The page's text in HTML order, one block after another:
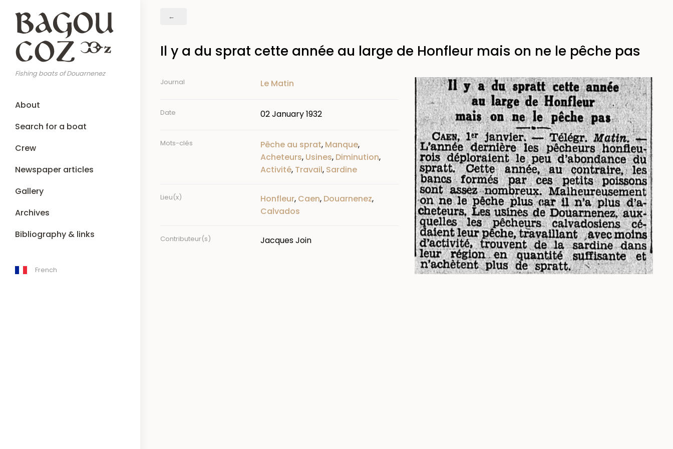
main
content
Fishing boats of Douarnenez
MainAbout
Search for a boat
Crew
Newspaper articles
Gallery
Archives
Bibliography & links
French
Breadcrumb
Il y a du sprat cette année au large de Honfleur mais on ne le pêche pas
Journal Le Matin
Date 02 January 1932
Mots-clés Pêche au sprat, Manque,
Acheteurs, Usines, Diminution,
Activité, Travail, Sardine
Lieu(x) Honfleur, Caen, Douarnenez,
Calvados
Contributeur(s) Jacques Join
Image